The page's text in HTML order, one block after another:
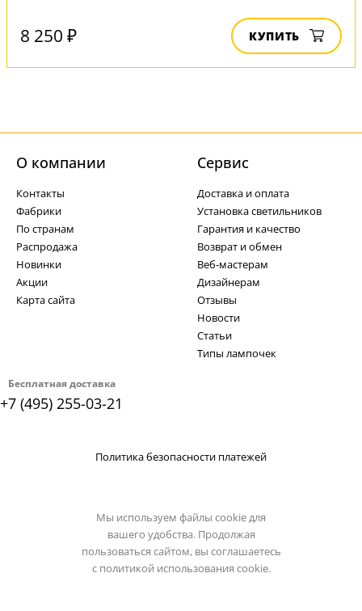
8 250 ₽ КУПИТЬ
Бесплатная доставка
+7 (495) 255-03-21
О компании
Контакты
Фабрики
По странам
Распродажа
Новинки
Акции
Карта сайта
Cервис
Доставка и оплата
Установка светильников
Гарантия и качество
Возврат и обмен
Веб-мастерам
Дизайнерам
Отзывы
Новости
Статьи
Типы лампочек
Политика безопасности платежей
Мы используем файлы cookie для
вашего удобства. Продолжая
пользоваться сайтом, вы соглашаетесь
с политикой использования cookie.